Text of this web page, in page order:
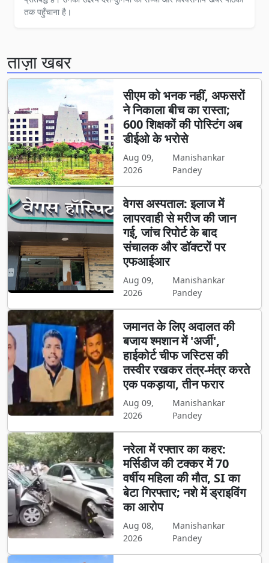
तक पहुँचाना है।
ताज़ा खबर
सीएम को भनक नहीं, अफसरों
ने निकाला बीच का रास्ता;
600 शिक्षकों की पोस्टिंग अब
डीईओ के भरोसे
Aug 09,
2026
Manishankar
Pandey
वेगस अस्पताल: इलाज में
लापरवाही से मरीज की जान
गई, जांच रिपोर्ट के बाद
संचालक और डॉक्टरों पर
एफआईआर
Aug 09,
2026
Manishankar
Pandey
जमानत के लिए अदालत की
बजाय श्मशान में 'अर्जी',
हाईकोर्ट चीफ जस्टिस की
तस्वीर रखकर तंत्र-मंत्र करते
एक पकड़ाया, तीन फरार
Aug 09,
2026
Manishankar
Pandey
नरेला में रफ्तार का कहर:
मर्सिडीज की टक्कर में 70
वर्षीय महिला की मौत, SI का
बेटा गिरफ्तार; नशे में ड्राइविंग
का आरोप
Aug 08,
2026
Manishankar
Pandey